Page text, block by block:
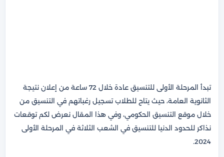
تبدأ المرحلة الأولى للتنسيق عادة خلال 72 ساعة من إعلان نتيجة
الثانوية العامة، حيث يتاح للطلاب تسجيل رغباتهم في التنسيق من
خلال موقع التنسيق الحكومي، وفي هذا المقال نعرض لكم توقعات
نذاكر للحدود الدنيا للتنسيق في الشعب الثلاثة في المرحلة الأولى
2024.